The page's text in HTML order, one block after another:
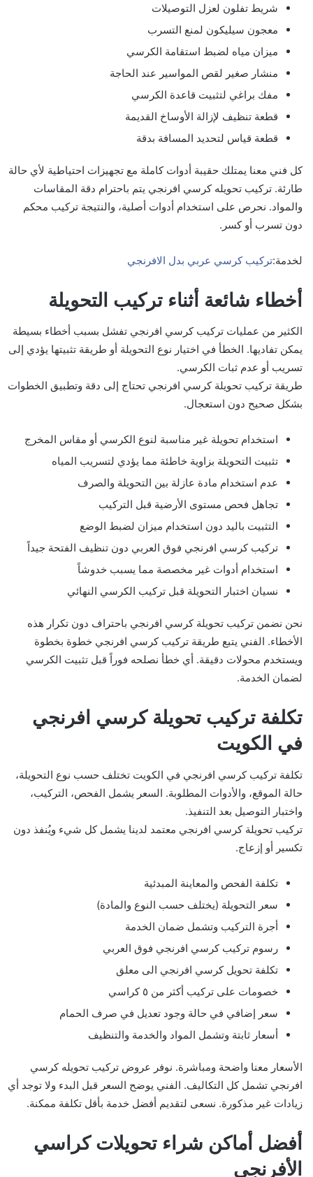
شريط تفلون لعزل التوصيلات
معجون سيليكون لمنع التسرب
ميزان مياه لضبط استقامة الكرسي
منشار صغير لقص المواسير عند الحاجة
مفك براغي لتثبيت قاعدة الكرسي
قطعة تنظيف لإزالة الأوساخ القديمة
قطعة قياس لتحديد المسافة بدقة
كل فني معنا يمتلك حقيبة أدوات كاملة مع تجهيزات احتياطية لأي حالة
طارئة. تركيب تحويله كرسي افرنجي يتم باحترام دقة المقاسات
والمواد. نحرص على استخدام أدوات أصلية، والنتيجة تركيب محكم
دون تسرب أو كسر.
لخدمة:تركيب كرسي عربي بدل الافرنجي
أخطاء شائعة أثناء تركيب التحويلة
الكثير من عمليات تركيب كرسي افرنجي تفشل بسبب أخطاء بسيطة
يمكن تفاديها. الخطأ في اختيار نوع التحويلة أو طريقة تثبيتها يؤدي إلى
تسريب أو عدم ثبات الكرسي.
طريقة تركيب تحويلة كرسي افرنجي تحتاج إلى دقة وتطبيق الخطوات
بشكل صحيح دون استعجال.
استخدام تحويلة غير مناسبة لنوع الكرسي أو مقاس المخرج
تثبيت التحويلة بزاوية خاطئة مما يؤدي لتسريب المياه
عدم استخدام مادة عازلة بين التحويلة والصرف
تجاهل فحص مستوى الأرضية قبل التركيب
التثبيت باليد دون استخدام ميزان لضبط الوضع
تركيب كرسي افرنجي فوق العربي دون تنظيف الفتحة جيداً
استخدام أدوات غير مخصصة مما يسبب خدوشاً
نسيان اختبار التحويلة قبل تركيب الكرسي النهائي
نحن نضمن تركيب تحويلة كرسي افرنجي باحتراف دون تكرار هذه
الأخطاء. الفني يتبع طريقة تركيب كرسي افرنجي خطوة بخطوة
ويستخدم محولات دقيقة. أي خطأ نصلحه فوراً قبل تثبيت الكرسي
لضمان الخدمة.
تكلفة تركيب تحويلة كرسي افرنجي
في الكويت
تكلفة تركيب كرسي افرنجي في الكويت تختلف حسب نوع التحويلة،
حالة الموقع، والأدوات المطلوبة. السعر يشمل الفحص، التركيب،
واختبار التوصيل بعد التنفيذ.
تركيب تحويلة كرسي افرنجي معتمد لدينا يشمل كل شيء ويُنفذ دون
تكسير أو إزعاج.
تكلفة الفحص والمعاينة المبدئية
سعر التحويلة (يختلف حسب النوع والمادة)
أجرة التركيب وتشمل ضمان الخدمة
رسوم تركيب كرسي افرنجي فوق العربي
تكلفة تحويل كرسي افرنجي الى معلق
خصومات على تركيب أكثر من ٥ كراسي
سعر إضافي في حالة وجود تعديل في صرف الحمام
أسعار ثابتة وتشمل المواد والخدمة والتنظيف
الأسعار معنا واضحة ومباشرة. نوفر عروض تركيب تحويله كرسي
افرنجي تشمل كل التكاليف. الفني يوضح السعر قبل البدء ولا توجد أي
زيادات غير مذكورة. نسعى لتقديم أفضل خدمة بأقل تكلفة ممكنة.
أفضل أماكن شراء تحويلات كراسي
الأفرنجي